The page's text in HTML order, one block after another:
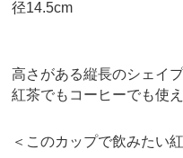
径14.5cm
高さがある縦長のシェイプ
紅茶でもコーヒーでも使
＜このカップで飲みたい